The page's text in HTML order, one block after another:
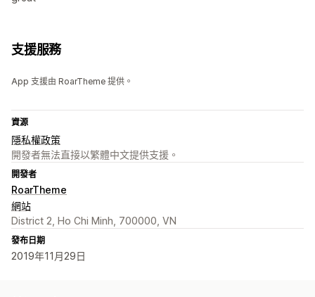
支援服務
App 支援由 RoarTheme 提供。
資源
隱私權政策
開發者無法直接以繁體中文提供支援。
開發者
RoarTheme
網站
District 2, Ho Chi Minh, 700000, VN
發布日期
2019年11月29日